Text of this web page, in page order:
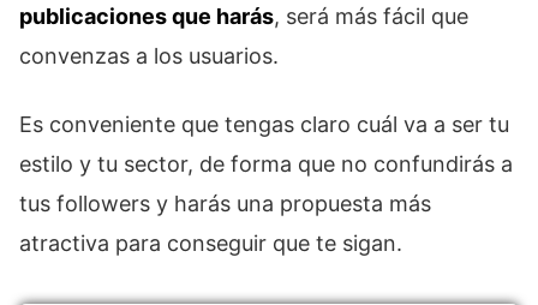
publicaciones que harás, será más fácil que
convenzas a los usuarios.
Es conveniente que tengas claro cuál va a ser tu
estilo y tu sector, de forma que no confundirás a
tus followers y harás una propuesta más
atractiva para conseguir que te sigan.